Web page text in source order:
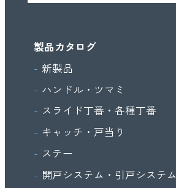
製品カタログ
新製品
ハンドル・ツマミ
スライド丁番・各種丁番
キャッチ・戸当り
ステー
開戸システム・引戸システム